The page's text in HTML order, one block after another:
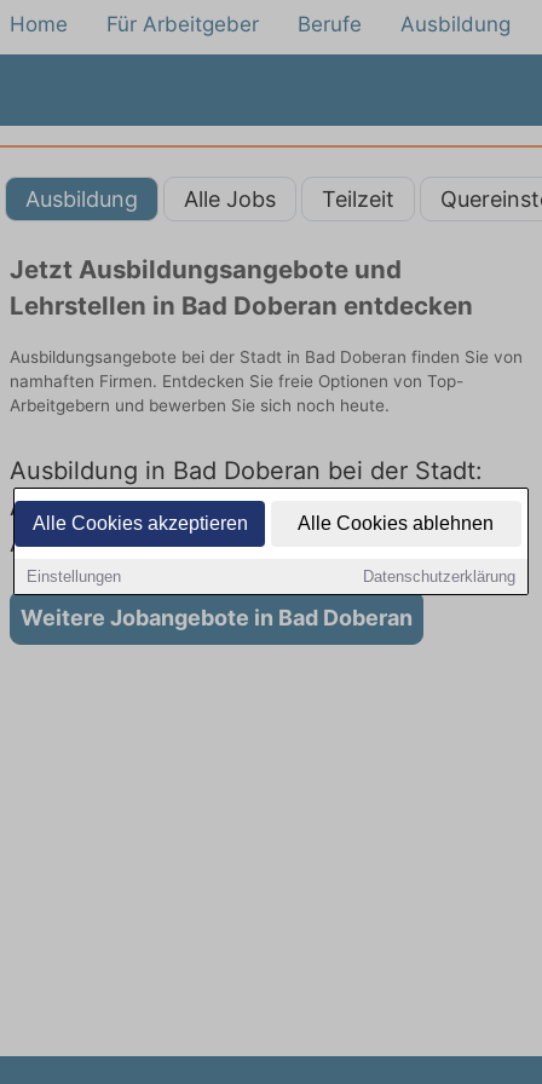
Alle Cookies akzeptieren Alle Cookies ablehnen
Einstellungen Datenschutzerklärung
Home Für Arbeitgeber Berufe Ausbildung
Ausbildung Alle Jobs Teilzeit
Jetzt Ausbildungsangebote und
Lehrstellen in Bad Doberan entdecken
Ausbildungsangebote bei der Stadt in Bad Doberan finden Sie von
namhaften Firmen. Entdecken Sie freie Optionen von Top-
Arbeitgebern und bewerben Sie sich noch heute.
Ausbildung in Bad Doberan bei der Stadt:
Aktuell gibt es keine Stellenangebote für
Ausbildung in Bad Doberan
Weitere Jobangebote in Bad Doberan